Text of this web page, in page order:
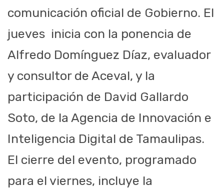
comunicación oficial de Gobierno. El
jueves inicia con la ponencia de
Alfredo Domínguez Díaz, evaluador
y consultor de Aceval, y la
participación de David Gallardo
Soto, de la Agencia de Innovación e
Inteligencia Digital de Tamaulipas.
El cierre del evento, programado
para el viernes, incluye la